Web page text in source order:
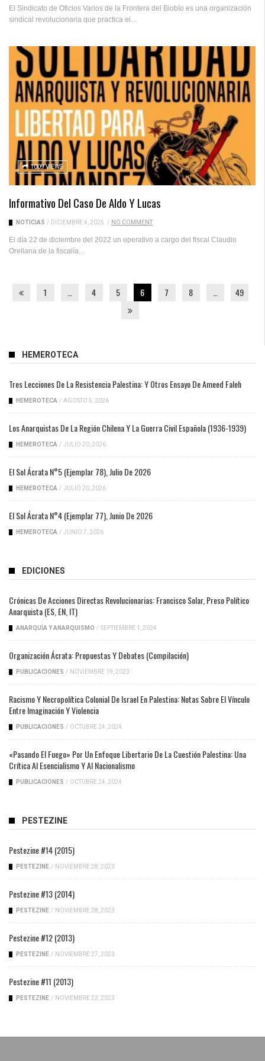
El Sindicato de Oficios Varios de la Frontera del Biobío es una organización
sindical revolucionaria que practica el...
1009 VIEWS
Informativo Del Caso De Aldo Y Lucas
NOTICIAS / DICIEMBRE 4, 2025 / NO COMMENT
El día 22 de diciembre del 2022 un operativo a cargo del fiscal Claudio
Orellana de la fiscalía...
1 4 5 6 7 8 49
HEMEROTECA
Tres Lecciones De La Resistencia Palestina: Y Otros Ensayo De Ameed Faleh
HEMEROTECA / AGOSTO 5, 2026
Los Anarquistas De La Región Chilena Y La Guerra Civil Española (1936-1939)
HEMEROTECA / JULIO 20, 2026
El Sol Ácrata N°5 (ejemplar 78), Julio De 2026
HEMEROTECA / JULIO 20, 2026
El Sol Ácrata N°4 (ejemplar 77), Junio De 2026
HEMEROTECA / JUNIO 7, 2026
EDICIONES
Crónicas De Acciones Directas Revolucionarias: Francisco Solar, Preso Político
Anarquista (ES, EN, IT)
ANARQUÍA Y ANARQUISMO / SEPTIEMBRE 1, 2024
Organización Ácrata: Propuestas Y Debates (compilación)
PUBLICACIONES / NOVIEMBRE 19, 2023
Racismo Y Necropolítica Colonial De Israel En Palestina: Notas Sobre El Vínculo
Entre Imaginación Y Violencia
PUBLICACIONES / OCTUBRE 24, 2024
«Pasando El Fuego» Por Un Enfoque Libertario De La Cuestión Palestina: Una
Crítica Al Esencialismo Y Al Nacionalismo
PUBLICACIONES / OCTUBRE 24, 2024
PESTEZINE
Pestezine #14 (2015)
PESTEZINE / NOVIEMBRE 28, 2023
Pestezine #13 (2014)
PESTEZINE / NOVIEMBRE 28, 2023
Pestezine #12 (2013)
PESTEZINE / NOVIEMBRE 27, 2023
Pestezine #11 (2013)
PESTEZINE / NOVIEMBRE 22, 2023